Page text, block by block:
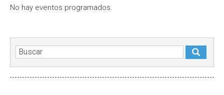
No hay eventos programados.